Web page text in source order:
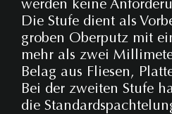
werden keine
Die Stufe dient als
groben Oberputz mit
mehr als zwei
Belag aus Fliesen,
Bei der zweiten Stufe
die